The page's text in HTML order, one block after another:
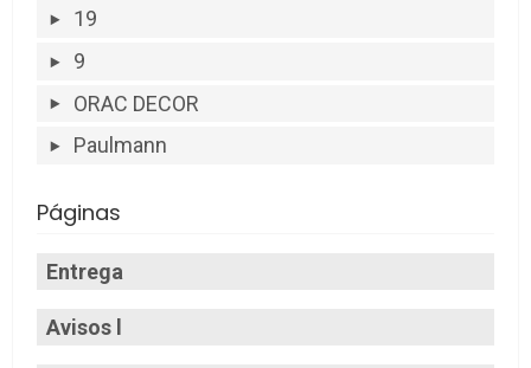
19
9
ORAC DECOR
Paulmann
Páginas
Entrega
Avisos l